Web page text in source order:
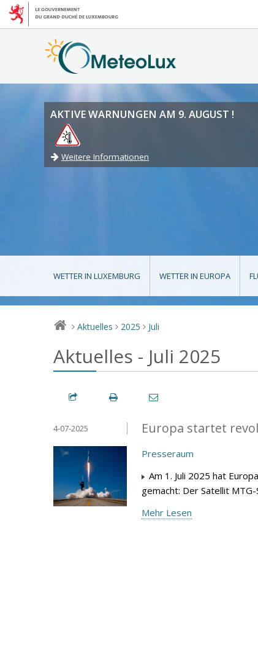
AKTIVE WARNUNGEN AM 9. AUGUST !
Weitere Informationen
WETTER IN LUXEMBURG WETTER IN EUROPA
> Aktuelles > 2025 > Juli
Aktuelles - Juli 2025
Europa startet
4-07-2025
Presseraum
Am 1. Juli 2025 hat
gemacht: Der Satellit
Mehr Lesen